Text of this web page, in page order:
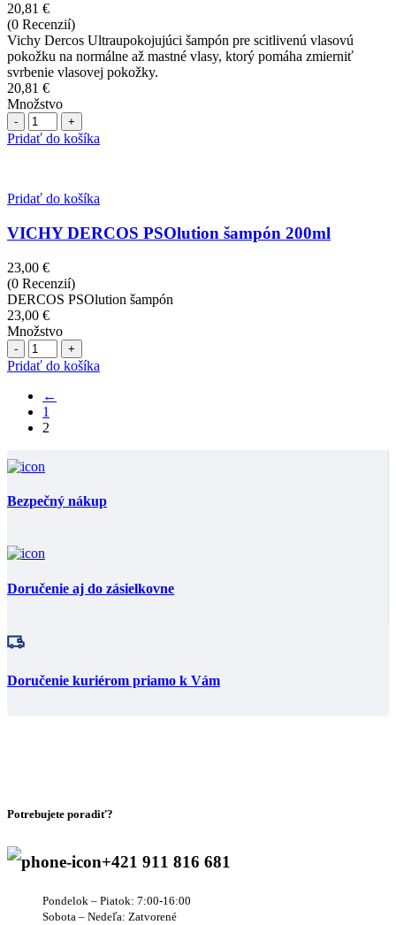
20,81 €
(0 Recenzií)
Vichy Dercos Ultraupokojujúci šampón pre scitlivenú vlasovú
pokožku na normálne až mastné vlasy, ktorý pomáha zmierniť
svrbenie vlasovej pokožky.
20,81 €
Množstvo
Počet
Pridať do košíka
Pridať do košíka
VICHY DERCOS PSOlution šampón 200ml
23,00 €
(0 Recenzií)
DERCOS PSOlution šampón
23,00 €
Množstvo
Počet
Pridať do košíka
←
1
2
Bezpečný nákup
Doručenie aj do zásielkovne
Doručenie kuriérom priamo k Vám
Potrebujete poradiť?
+421 911 816 681
Pondelok – Piatok: 7:00-16:00
Sobota – Nedeľa: Zatvorené